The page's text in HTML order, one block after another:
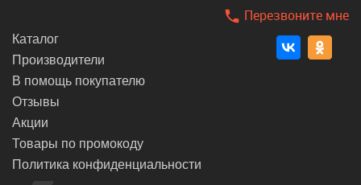
Перезвоните мне
Каталог
Производители
В помощь покупателю
Отзывы
Акции
Товары по промокоду
Политика конфиденциальности